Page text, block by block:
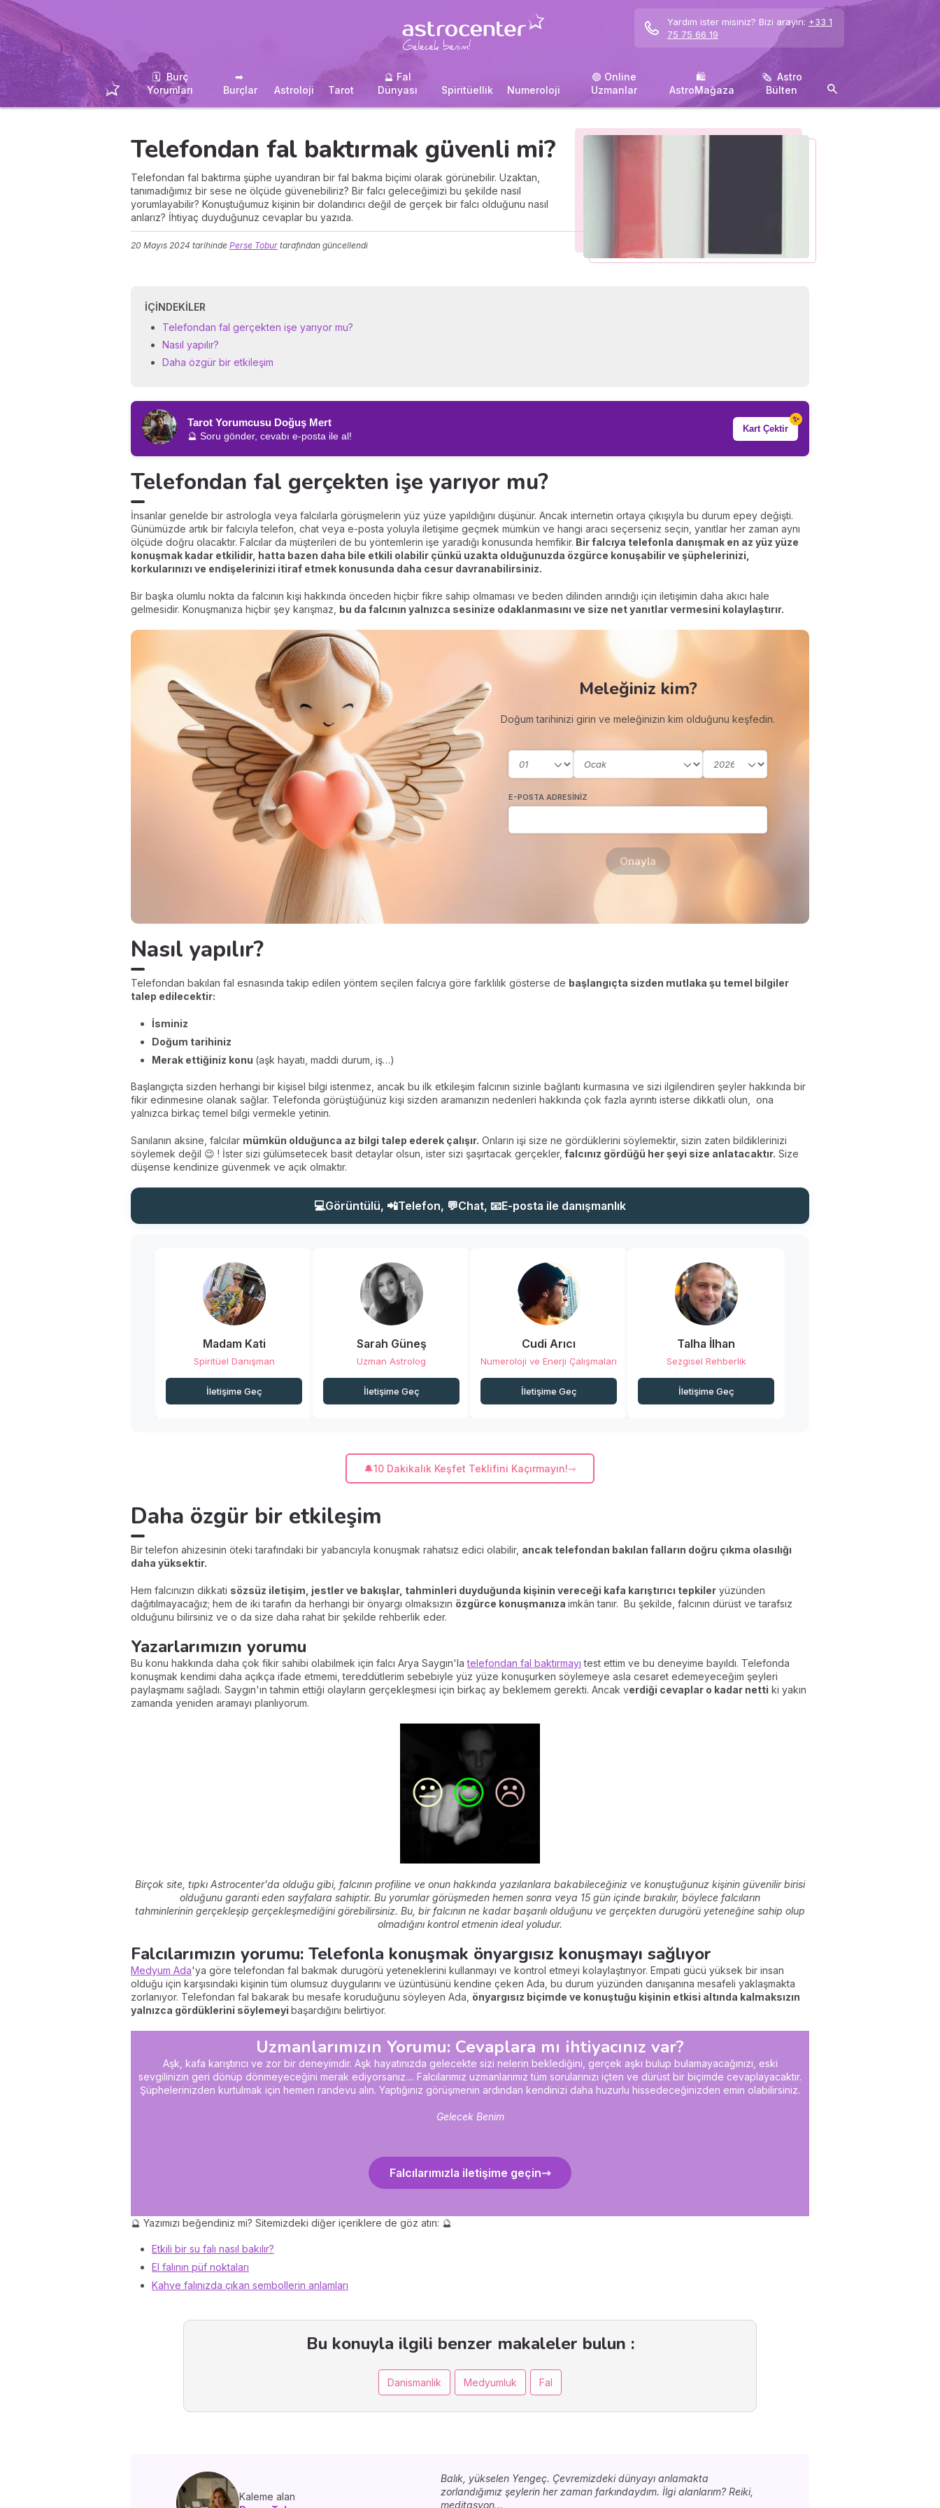
Yardım ister misiniz? Bizi arayın: +33 1
75 75 66 19
🗓 ️ Burç
Yorumları
➡ ️
Burçlar
Astroloji Tarot
🔮 Fal
Dünyası
Spiritüellik Numeroloji
🟢 Online
Uzmanlar
🛍 ️
AstroMağaza
🗞 ️ Astro
Bülten
Telefondan fal baktırmak güvenli mi?
Telefondan fal baktırma şüphe uyandıran bir fal bakma biçimi olarak görünebilir. Uzaktan,
tanımadığımız bir sese ne ölçüde güvenebiliriz? Bir falcı geleceğimizi bu şekilde nasıl
yorumlayabilir? Konuştuğumuz kişinin bir dolandırıcı değil de gerçek bir falcı olduğunu nasıl
anlarız? İhtiyaç duyduğunuz cevaplar bu yazıda.
20 Mayıs 2024 tarihinde Perse Tobur tarafından güncellendi
İÇINDEKILER
Telefondan fal gerçekten işe yarıyor mu?
Nasıl yapılır?
Daha özgür bir etkileşim
Tarot Yorumcusu Doğuş Mert
🔮 Soru gönder, cevabı e-posta ile al!
Kart Çektir
✨
Telefondan fal gerçekten işe yarıyor mu?
İnsanlar genelde bir astrologla veya falcılarla görüşmelerin yüz yüze yapıldığını düşünür. Ancak internetin ortaya çıkışıyla bu durum epey değişti.
Günümüzde artık bir falcıyla telefon, chat veya e-posta yoluyla iletişime geçmek mümkün ve hangi aracı seçerseniz seçin, yanıtlar her zaman aynı
ölçüde doğru olacaktır. Falcılar da müşterileri de bu yöntemlerin işe yaradığı konusunda hemfikir. Bir falcıya telefonla danışmak en az yüz yüze
konuşmak kadar etkilidir, hatta bazen daha bile etkili olabilir çünkü uzakta olduğunuzda özgürce konuşabilir ve şüphelerinizi,
korkularınızı ve endişelerinizi itiraf etmek konusunda daha cesur davranabilirsiniz.
Bir başka olumlu nokta da falcının kişi hakkında önceden hiçbir fikre sahip olmaması ve beden dilinden arındığı için iletişimin daha akıcı hale
gelmesidir. Konuşmanıza hiçbir şey karışmaz, bu da falcının yalnızca sesinize odaklanmasını ve size net yanıtlar vermesini kolaylaştırır.
Meleğiniz kim?
Doğum tarihinizi girin ve meleğinizin kim olduğunu keşfedin.
E-POSTA ADRESINIZ
Onayla
Nasıl yapılır?
Telefondan bakılan fal esnasında takip edilen yöntem seçilen falcıya göre farklılık gösterse de başlangıçta sizden mutlaka şu temel bilgiler
talep edilecektir:
İsminiz
Doğum tarihiniz
Merak ettiğiniz konu (aşk hayatı, maddi durum, iş…)
Başlangıçta sizden herhangi bir kişisel bilgi istenmez, ancak bu ilk etkileşim falcının sizinle bağlantı kurmasına ve sizi ilgilendiren şeyler hakkında bir
fikir edinmesine olanak sağlar. Telefonda görüştüğünüz kişi sizden aramanızın nedenleri hakkında çok fazla ayrıntı isterse dikkatli olun, ona
yalnızca birkaç temel bilgi vermekle yetinin.
Sanılanın aksine, falcılar mümkün olduğunca az bilgi talep ederek çalışır. Onların işi size ne gördüklerini söylemektir, sizin zaten bildiklerinizi
söylemek değil 😉 ! İster sizi gülümsetecek basit detaylar olsun, ister sizi şaşırtacak gerçekler, falcınız gördüğü her şeyi size anlatacaktır. Size
düşense kendinize güvenmek ve açık olmaktır.
💻Görüntülü, 📲Telefon, 💬Chat, 📧E-posta ile danışmanlık
Madam Kati
Spiritüel Danışman
İletişime Geç
Sarah Güneş
Uzman Astrolog
İletişime Geç
Cudi Arıcı
Numeroloji ve Enerji Çalışmaları
İletişime Geç
Talha İlhan
Sezgisel Rehberlik
İletişime Geç
🔔10 Dakikalık Keşfet Teklifini Kaçırmayın!
Daha özgür bir etkileşim
Bir telefon ahizesinin öteki tarafındaki bir yabancıyla konuşmak rahatsız edici olabilir, ancak telefondan bakılan falların doğru çıkma olasılığı
daha yüksektir.
Hem falcınızın dikkati sözsüz iletişim, jestler ve bakışlar, tahminleri duyduğunda kişinin vereceği kafa karıştırıcı tepkiler yüzünden
dağıtılmayacağız; hem de iki tarafın da herhangi bir önyargı olmaksızın özgürce konuşmanıza imkân tanır. Bu şekilde, falcının dürüst ve tarafsız
olduğunu bilirsiniz ve o da size daha rahat bir şekilde rehberlik eder.
Yazarlarımızın yorumu
Bu konu hakkında daha çok fikir sahibi olabilmek için falcı Arya Saygın'latelefondan fal baktırmayı test ettim ve bu deneyime bayıldı. Telefonda
konuşmak kendimi daha açıkça ifade etmemi, tereddütlerim sebebiyle yüz yüze konuşurken söylemeye asla cesaret edemeyeceğim şeyleri
paylaşmamı sağladı. Saygın'ın tahmin ettiği olayların gerçekleşmesi için birkaç ay beklemem gerekti. Ancak verdiği cevaplar o kadar netti ki yakın
zamanda yeniden aramayı planlıyorum.
Birçok site, tıpkı Astrocenter'da olduğu gibi, falcının profiline ve onun hakkında yazılanlara bakabileceğiniz ve konuştuğunuz kişinin güvenilir birisi
olduğunu garanti eden sayfalara sahiptir. Bu yorumlar görüşmeden hemen sonra veya 15 gün içinde bırakılır, böylece falcıların
tahminlerinin gerçekleşip gerçekleşmediğini görebilirsiniz. Bu, bir falcının ne kadar başarılı olduğunu ve gerçekten durugörü yeteneğine sahip olup
olmadığını kontrol etmenin ideal yoludur.
Falcılarımızın yorumu: Telefonla konuşmak önyargısız konuşmayı sağlıyor
Medyum Ada'ya göre telefondan fal bakmak durugörü yeteneklerini kullanmayı ve kontrol etmeyi kolaylaştırıyor. Empati gücü yüksek bir insan
olduğu için karşısındaki kişinin tüm olumsuz duygularını ve üzüntüsünü kendine çeken Ada, bu durum yüzünden danışanına mesafeli yaklaşmakta
zorlanıyor. Telefondan fal bakarak bu mesafe koruduğunu söyleyen Ada, önyargısız biçimde ve konuştuğu kişinin etkisi altında kalmaksızın
yalnızca gördüklerini söylemeyi başardığını belirtiyor.
Uzmanlarımızın Yorumu: Cevaplara mı ihtiyacınız var?
Aşk, kafa karıştırıcı ve zor bir deneyimdir. Aşk hayatınızda gelecekte sizi nelerin beklediğini , gerçek aşkı bulup bulamayacağınızı, eski
sevgilinizin geri dönüp dönmeyeceğini merak ediyorsanız.... Falcılarımız uzmanlarımız tüm sorularınızı içten ve dürüst bir biçimde cevaplayacaktır.
Şüphelerinizden kurtulmak için hemen randevu alın. Yaptığınız görüşmenin ardından kendinizi daha huzurlu hissedeceğinizden emin olabilirsiniz.
Gelecek Benim
Falcılarımızla iletişime geçin
🔮 Yazımızı beğendiniz mi? Sitemizdeki diğer içeriklere de göz atın: 🔮
Etkili bir su falı nasıl bakılır?
El falının püf noktaları
Kahve falınızda çıkan sembollerin anlamları
Bu konuyla ilgili benzer makaleler bulun :
Danismanlik Medyumluk Fal
Kaleme alan
Balık, yükselen Yengeç. Çevremizdeki dünyayı anlamakta
zorlandığımız şeylerin her zaman farkındaydım. İlgi alanlarım? Reiki,
meditasyon...